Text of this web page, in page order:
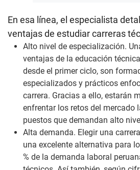
En esa línea, el especialista
ventajas de estudiar carreras
Alto nivel de especialización.
ventajas de la educación
desde el primer ciclo, son
especializados y prácticos
carrera. Gracias a ello, estarán
enfrentar los retos del mercado
puestos que demandan alto
Alta demanda. Elegir una
una excelente alternativa para
% de la demanda laboral